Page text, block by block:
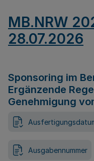
MB.NRW
28.07.2026
Sponsoring im
Ergänzende
Genehmigung
Ausgabennummer